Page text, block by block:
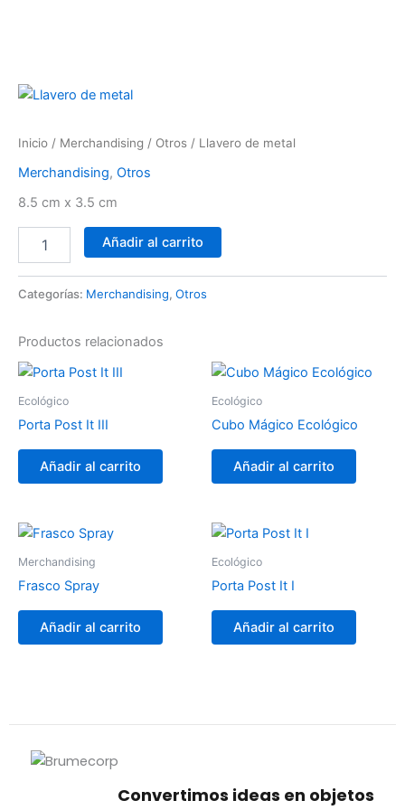
Inicio / Merchandising / Otros / Llavero de metal
Merchandising, Otros
8.5 cm x 3.5 cm
Llavero
cantidad
Añadir al carrito
Categorías: Merchandising, Otros
Productos relacionados
Ecológico
Porta Post It III
Añadir al carrito
Ecológico
Cubo Mágico Ecológico
Añadir al carrito
Merchandising
Frasco Spray
Añadir al carrito
Ecológico
Porta Post It I
Añadir al carrito
Convertimos ideas en objetos